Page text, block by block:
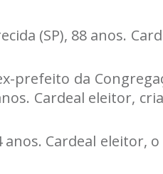
(SP), 88 anos.
prefeito da
Cardeal eleitor,
anos. Cardeal